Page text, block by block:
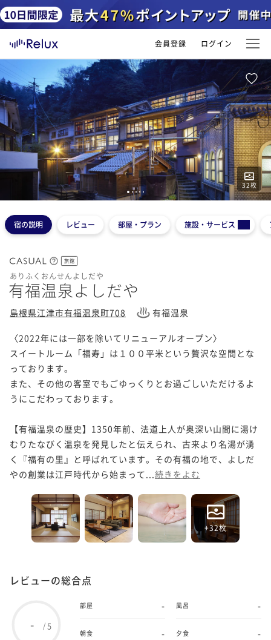
会員登録 ログイン
32枚
1 234 5
宿の説明 レビュー 部屋・プラン 施設・サービス
旅館
ありふくおんせんよしだや
有福温泉よしだや
島根県江津市有福温泉町708 有福温泉
〈2022年には一部を除いてリニューアルオープン〉
スイートルーム「福寿」は１００平米という贅沢な空間とな
っております。
また、その他の客室でもごゆっくりとお過ごしいただけるよ
うにこだわっております。
【有福温泉の歴史】1350年前、法道上人が奥深い山間に湯け
むりたなびく温泉を発見したと伝えられ、古来より名湯が湧
く『福有の里』と呼ばれています。その有福の地で、よしだ
やの創業は江戸時代から始まって... 続きをよむ
+32枚
レビューの総合点
- / 5
部屋 - 風呂 -
朝食 - 夕食 -